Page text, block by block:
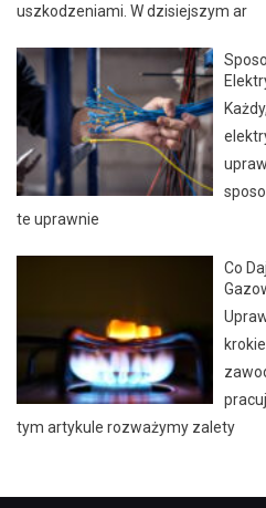
uszkodzeniami. W dzisiejszym ar
te uprawnie
Co
tym artykule rozważymy zalety